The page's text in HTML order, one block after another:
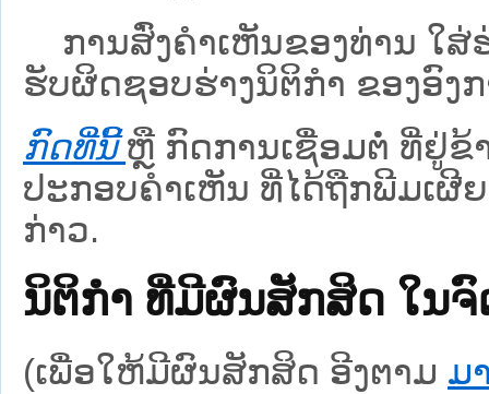
ການສົ່ງຄໍາເຫັນຂອງທ່ານ ໃສ່
ຮັບຜິດຊອບຮ່າງນິຕິກຳ ຂອງອົງ
ກົດທີ່ນີ້ ຫຼື ກົດການເຊື່ອມຕໍ່ ທີ່ຢູ່ຂ້
ປະກອບຄຳເຫັນ ທີ່ໄດ້ຖືກພີມເຜີ
ກ່າວ.
ນິຕິກໍາ ທີ່ມີຜົນສັກສິດ ໃນ
(ເພື່ອໃຫ້ມີຜົນສັກສິດ ອີງຕາມ ມ